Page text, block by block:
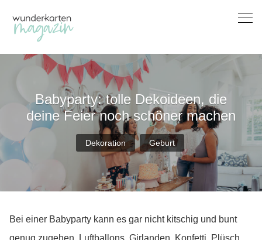
Babyparty: tolle Dekoideen, die
deine Feier noch schöner machen
Dekoration Geburt
Bei einer Babyparty kann es gar nicht kitschig und bunt
genug zugehen. Luftballons, Girlanden, Konfetti, Plüsch